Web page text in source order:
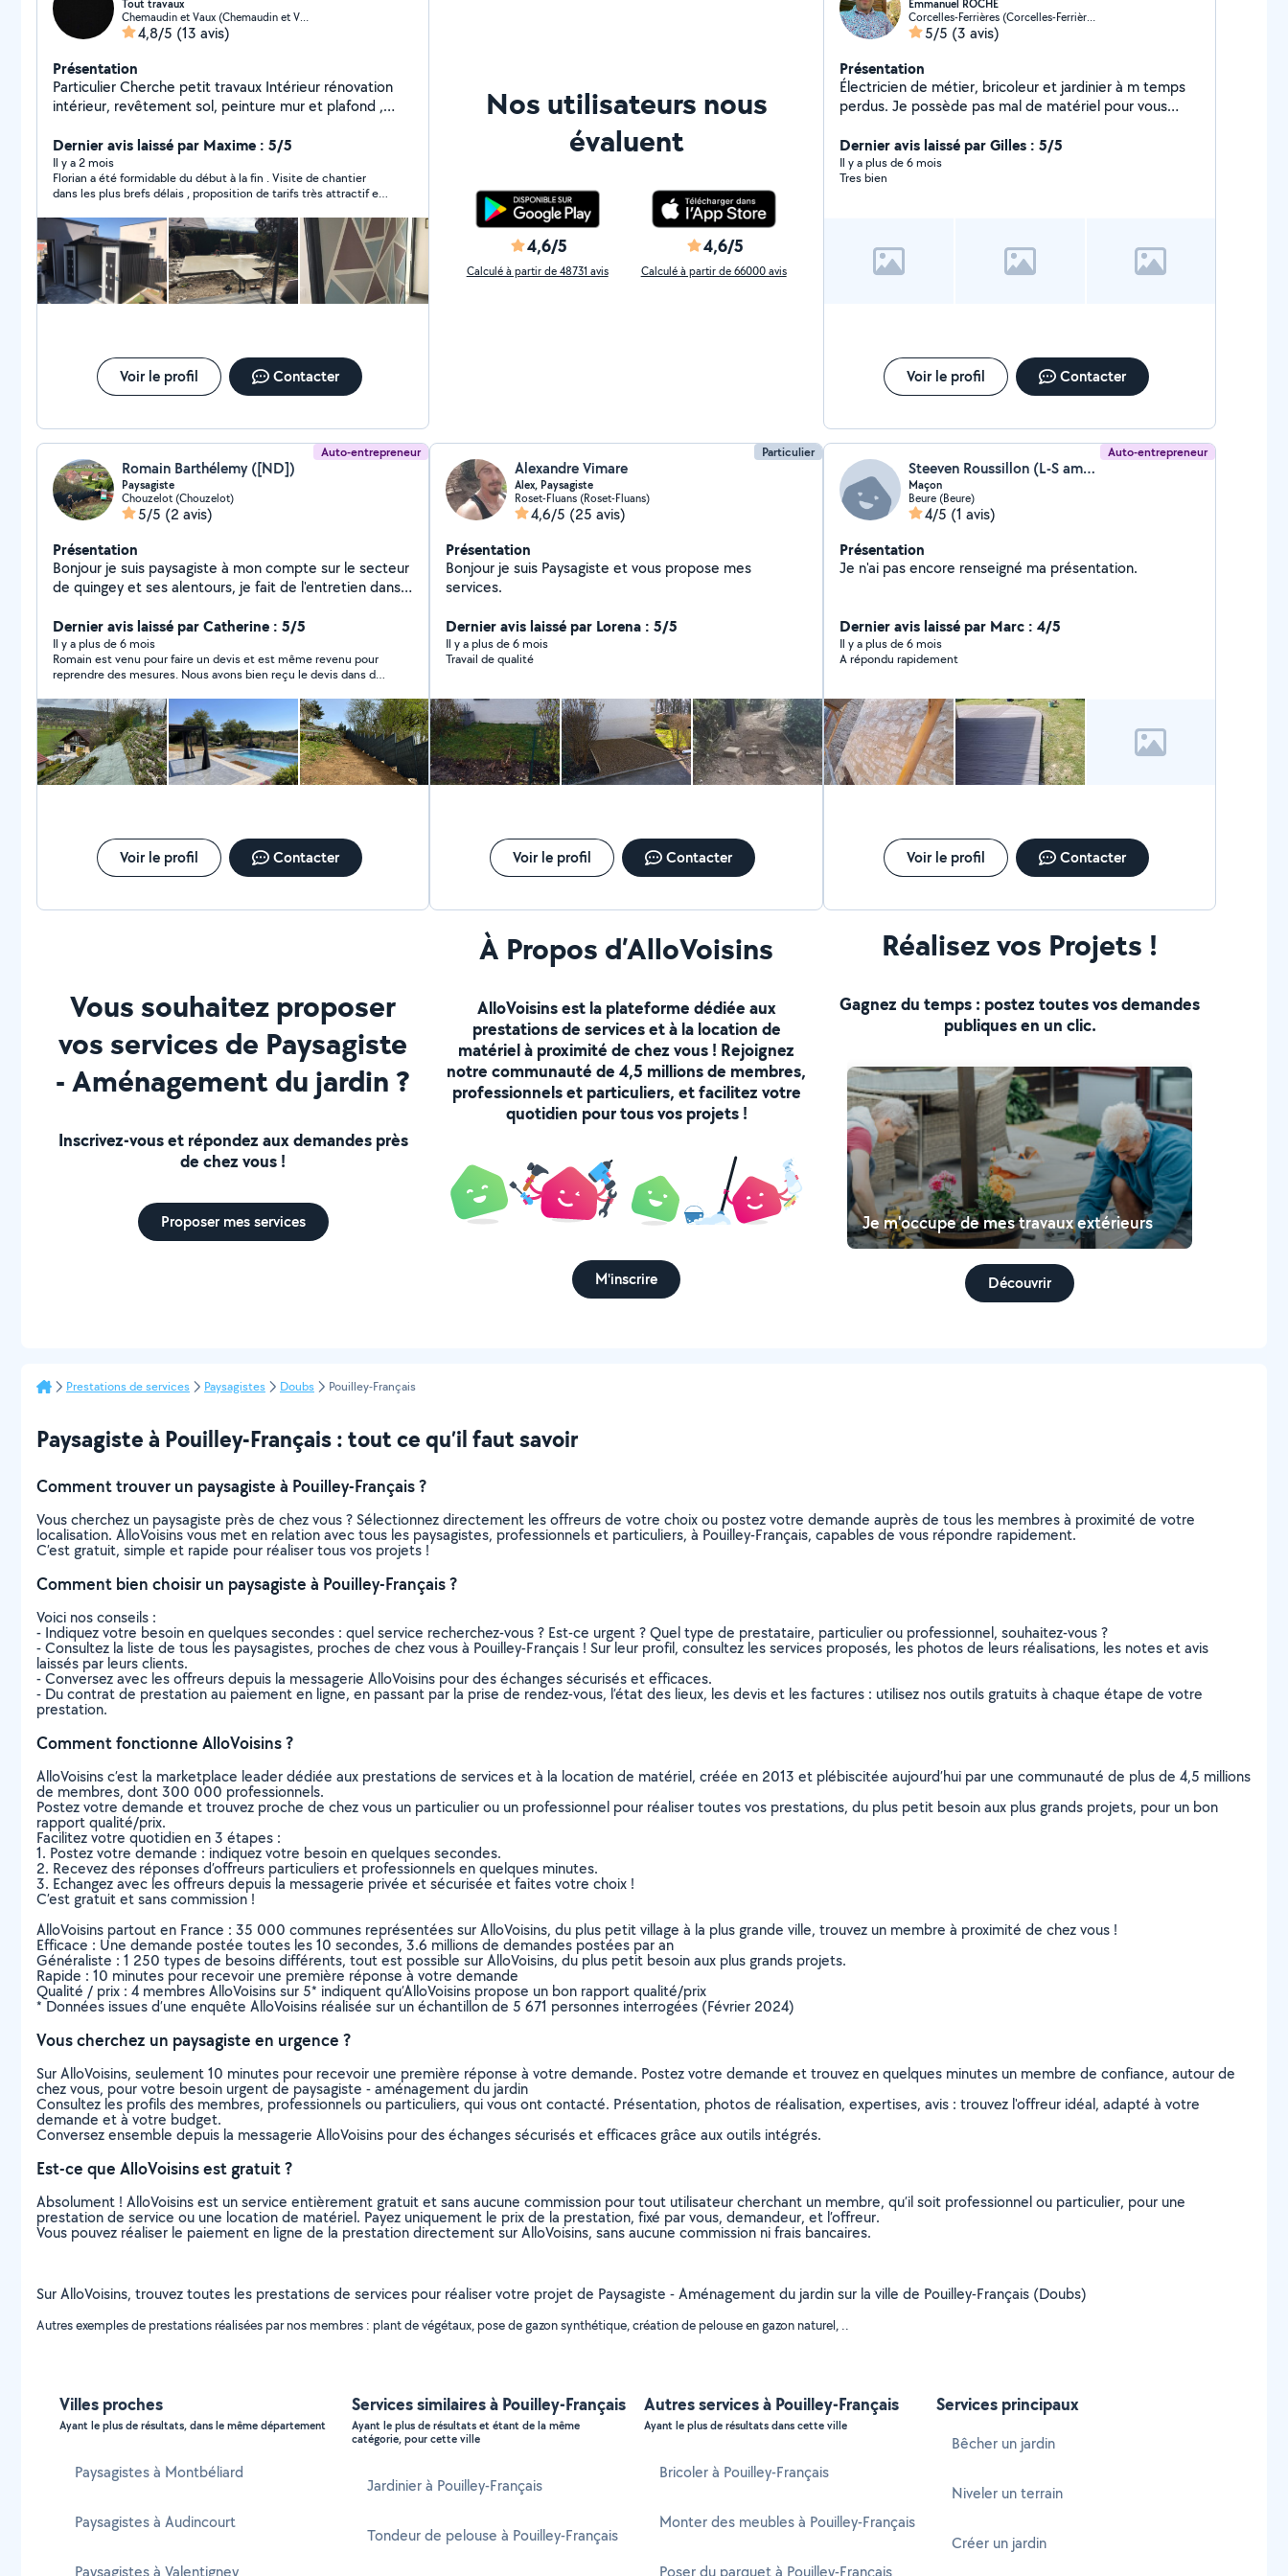
Tout travaux
Chemaudin et Vaux (Chemaudin et Vaux)
4,8/5 (13 avis)
Présentation
Particulier Cherche petit travaux Intérieur rénovation
intérieur, revêtement sol, peinture mur et plafond ,
Extérieur Travaux de maçonnerie (dalles, fondations ,
mur de soutènement , pose de grillage rigide ,
installation pergolas bois, taillage d'arbre, entretient
pelouse, terrasse en bois..)
Dernier avis laissé par Maxime : 5/5
Il y a 2 mois
Florian a été formidable du début à la fin . Visite de chantier
dans les plus brefs délais , proposition de tarifs très attractif et
des photos de l’avancement des travaux au fur et à mesure de
la journée , équipée du matériel nécessaire. Rien à redire , si ce
n’est que je fais déjà appel à lui pour d’éventuels futurs travaux .
Voir le profil Contacter
Nos utilisateurs nous
évaluent
4,6/5
Calculé à partir de 48731 avis
4,6/5
Calculé à partir de 66000 avis
Emmanuel ROCHE
Corcelles-Ferrières (Corcelles-Ferrières)
5/5 (3 avis)
Présentation
Électricien de métier, bricoleur et jardinier à m temps
perdus. Je possède pas mal de matériel pour vous
taille haie standard, taille haie sur perche,
tronçonneuse sur perche,souffleur aspirateur,
remorque, scie à bois de Chauffage
Dernier avis laissé par Gilles : 5/5
Il y a plus de 6 mois
Tres bien
Voir le profil Contacter
Auto-entrepreneur
Romain Barthélemy ([ND])
Paysagiste
Chouzelot (Chouzelot)
5/5 (2 avis)
Présentation
Bonjour je suis paysagiste à mon compte sur le secteur
de quingey et ses alentours, je fait de l'entretien dans
également des aménagements divers terrasse, clôture,
décoration jardin. N'hésitez pas à me contacter.
Dernier avis laissé par Catherine : 5/5
Il y a plus de 6 mois
Romain est venu pour faire un devis et est même revenu pour
reprendre des mesures. Nous avons bien reçu le devis dans des
Malheureusement pour lui, nous avons choisi un autre
entrepreneur, non pas pour une histoire de prix, mais pour une
question d'expérience et de matériaux. Je conseille vivement
malgré tout.
Voir le profil Contacter
Particulier
Alexandre Vimare
Alex, Paysagiste
Roset-Fluans (Roset-Fluans)
4,6/5 (25 avis)
Présentation
Bonjour je suis Paysagiste et vous propose mes
services.
Dernier avis laissé par Lorena : 5/5
Il y a plus de 6 mois
Travail de qualité
Voir le profil Contacter
Auto-entrepreneur
Steeven Roussillon (L-S aménagement)
Maçon
Beure (Beure)
4/5 (1 avis)
Présentation
Je n'ai pas encore renseigné ma présentation.
Dernier avis laissé par Marc : 4/5
Il y a plus de 6 mois
A répondu rapidement
Voir le profil Contacter
Vous souhaitez proposer
vos services de Paysagiste
- Aménagement du jardin ?
Inscrivez-vous et répondez aux demandes près
de chez vous !
Proposer mes services
À Propos d’AlloVoisins
AlloVoisins est la plateforme dédiée aux
prestations de services et à la location de
matériel à proximité de chez vous ! Rejoignez
notre communauté de 4,5 millions de membres,
professionnels et particuliers, et facilitez votre
quotidien pour tous vos projets !
M'inscrire
Réalisez vos Projets !
Gagnez du temps : postez toutes vos demandes
publiques en un clic.
Je m'occupe de mes travaux extérieurs
Découvrir
Prestations de services Paysagistes Doubs Pouilley-Français
Paysagiste à Pouilley-Français : tout ce qu’il faut savoir
Comment trouver un paysagiste à Pouilley-Français ?
Vous cherchez un paysagiste près de chez vous ? Sélectionnez directement les offreurs de votre choix ou postez votre demande auprès de tous les membres à proximité de votre
localisation. AlloVoisins vous met en relation avec tous les paysagistes, professionnels et particuliers, à Pouilley-Français, capables de vous répondre rapidement.
C’est gratuit, simple et rapide pour réaliser tous vos projets !
Comment bien choisir un paysagiste à Pouilley-Français ?
Voici nos conseils :
- Indiquez votre besoin en quelques secondes : quel service recherchez-vous ? Est-ce urgent ? Quel type de prestataire, particulier ou professionnel, souhaitez-vous ?
- Consultez la liste de tous les paysagistes, proches de chez vous à Pouilley-Français ! Sur leur profil, consultez les services proposés, les photos de leurs réalisations, les notes et avis
laissés par leurs clients.
- Conversez avec les offreurs depuis la messagerie AlloVoisins pour des échanges sécurisés et efficaces.
- Du contrat de prestation au paiement en ligne, en passant par la prise de rendez-vous, l’état des lieux, les devis et les factures : utilisez nos outils gratuits à chaque étape de votre
prestation.
Comment fonctionne AlloVoisins ?
AlloVoisins c’est la marketplace leader dédiée aux prestations de services et à la location de matériel, créée en 2013 et plébiscitée aujourd’hui par une communauté de plus de 4,5 millions
de membres, dont 300 000 professionnels.
Postez votre demande et trouvez proche de chez vous un particulier ou un professionnel pour réaliser toutes vos prestations, du plus petit besoin aux plus grands projets, pour un bon
rapport qualité/prix.
Facilitez votre quotidien en 3 étapes :
1. Postez votre demande : indiquez votre besoin en quelques secondes.
2. Recevez des réponses d’offreurs particuliers et professionnels en quelques minutes.
3. Echangez avec les offreurs depuis la messagerie privée et sécurisée et faites votre choix !
C’est gratuit et sans commission !
AlloVoisins partout en France : 35 000 communes représentées sur AlloVoisins, du plus petit village à la plus grande ville, trouvez un membre à proximité de chez vous !
Efficace : Une demande postée toutes les 10 secondes, 3.6 millions de demandes postées par an
Généraliste : 1 250 types de besoins différents, tout est possible sur AlloVoisins, du plus petit besoin aux plus grands projets.
Rapide : 10 minutes pour recevoir une première réponse à votre demande
Qualité / prix : 4 membres AlloVoisins sur 5* indiquent qu’AlloVoisins propose un bon rapport qualité/prix
* Données issues d’une enquête AlloVoisins réalisée sur un échantillon de 5 671 personnes interrogées (Février 2024)
Vous cherchez un paysagiste en urgence ?
Sur AlloVoisins, seulement 10 minutes pour recevoir une première réponse à votre demande. Postez votre demande et trouvez en quelques minutes un membre de confiance, autour de
chez vous, pour votre besoin urgent de paysagiste - aménagement du jardin
Consultez les profils des membres, professionnels ou particuliers, qui vous ont contacté. Présentation, photos de réalisation, expertises, avis : trouvez l'offreur idéal, adapté à votre
demande et à votre budget.
Conversez ensemble depuis la messagerie AlloVoisins pour des échanges sécurisés et efficaces grâce aux outils intégrés.
Est-ce que AlloVoisins est gratuit ?
Absolument ! AlloVoisins est un service entièrement gratuit et sans aucune commission pour tout utilisateur cherchant un membre, qu’il soit professionnel ou particulier, pour une
prestation de service ou une location de matériel. Payez uniquement le prix de la prestation, fixé par vous, demandeur, et l’offreur.
Vous pouvez réaliser le paiement en ligne de la prestation directement sur AlloVoisins, sans aucune commission ni frais bancaires.
Sur AlloVoisins, trouvez toutes les prestations de services pour réaliser votre projet de Paysagiste - Aménagement du jardin sur la ville de Pouilley-Français (Doubs)
Autres exemples de prestations réalisées par nos membres : plant de végétaux, pose de gazon synthétique, création de pelouse en gazon naturel, ..
Villes proches
Ayant le plus de résultats, dans le même département
Paysagistes à Montbéliard
Paysagistes à Audincourt
Paysagistes à Valentigney
Services similaires à Pouilley-Français
Ayant le plus de résultats et étant de la même
catégorie, pour cette ville
Jardinier à Pouilley-Français
Tondeur de pelouse à Pouilley-Français
Autres services à Pouilley-Français
Ayant le plus de résultats dans cette ville
Bricoler à Pouilley-Français
Monter des meubles à Pouilley-Français
Poser du parquet à Pouilley-Français
Services principaux
Bêcher un jardin
Niveler un terrain
Créer un jardin